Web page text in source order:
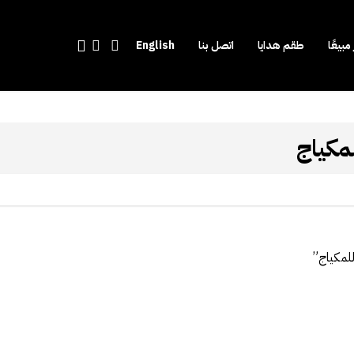
مبيعًا طقم هدايا اتصل بنا English
search
account